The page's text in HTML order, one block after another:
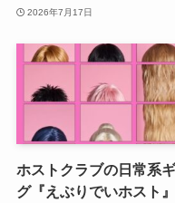
2026年7月17日
ホストクラブの日常系
グ『えぶりでいホスト